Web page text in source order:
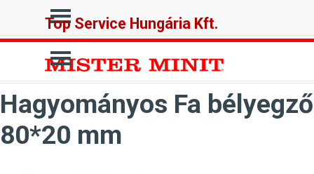
Ugrás a menüre
Top Service Hungária Kft.
Ugrás a menüre
Hagyományos Fa bélyegző
80*20 mm